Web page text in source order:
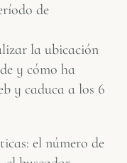
de
la ubicación
y cómo ha
y caduca a los 6
el número de